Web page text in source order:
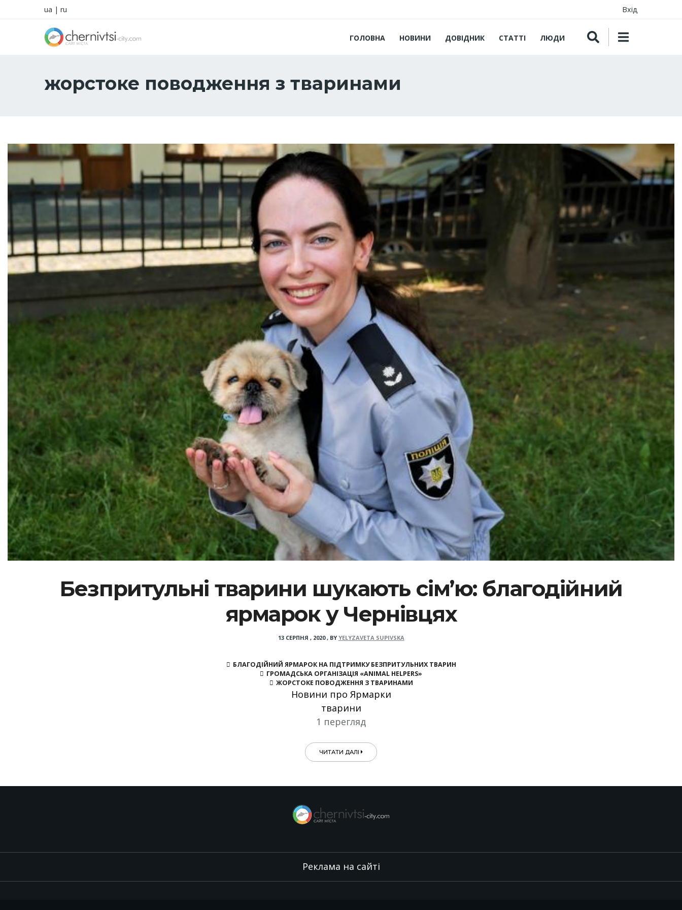
ua | ru Вхід
ГОЛОВНА НОВИНИ ДОВІДНИК СТАТТІ ЛЮДИ
жорстоке поводження з тваринами
Безпритульні тварини шукають сім’ю: благодійний
ярмарок у Чернівцях
13 СЕРПНЯ , 2020, BY YELYZAVETA SUPIVSKA
БЛАГОДІЙНИЙ ЯРМАРОК НА ПІДТРИМКУ БЕЗПРИТУЛЬНИХ ТВАРИН
ГРОМАДСЬКА ОРГАНІЗАЦІЯ «ANIMAL HELPERS»
ЖОРСТОКЕ ПОВОДЖЕННЯ З ТВАРИНАМИ
Новини про Ярмарки
тварини
1 перегляд
ЧИТАТИ ДАЛІ
Реклама на сайті